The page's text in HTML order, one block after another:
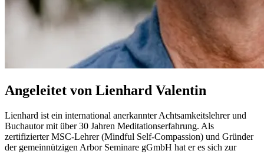
Angeleitet von Lienhard Valentin
Lienhard ist ein international anerkannter Achtsamkeitslehrer und
Buchautor mit über 30 Jahren Meditationserfahrung. Als
zertifizierter MSC-Lehrer (Mindful Self-Compassion) und Gründer
der gemeinnützigen Arbor Seminare gGmbH hat er es sich zur